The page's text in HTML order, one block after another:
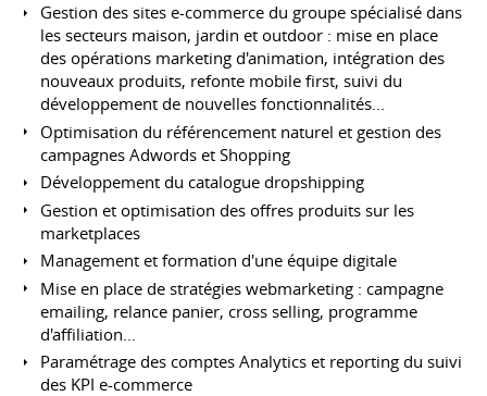
Gestion des sites e-commerce du groupe spécialisé dans
les secteurs maison, jardin et outdoor : mise en place
des opérations marketing d'animation, intégration des
nouveaux produits, refonte mobile first, suivi du
développement de nouvelles fonctionnalités...
Optimisation du référencement naturel et gestion des
campagnes Adwords et Shopping
Développement du catalogue dropshipping
Gestion et optimisation des offres produits sur les
marketplaces
Management et formation d'une équipe digitale
Mise en place de stratégies webmarketing : campagne
emailing, relance panier, cross selling, programme
d'affiliation...
Paramétrage des comptes Analytics et reporting du suivi
des KPI e-commerce